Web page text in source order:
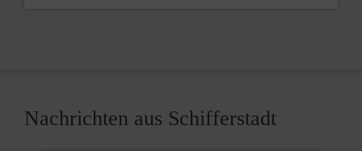
Nachrichten aus Schifferstadt